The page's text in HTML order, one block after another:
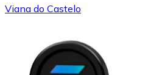
Viana do Castelo